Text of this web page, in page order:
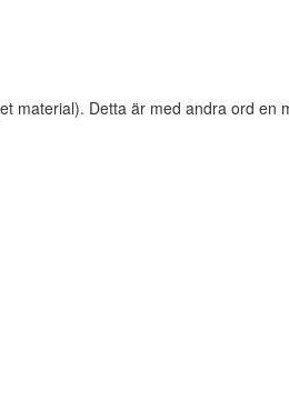
material). Detta är med andra ord en